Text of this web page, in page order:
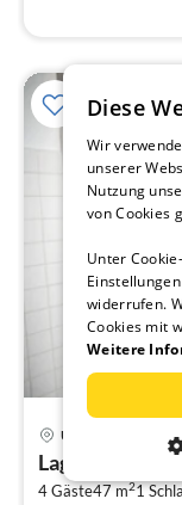
Ueckermünde
Lagunenstadt
4 Gäste47 m21
Diese
Wir
unserer
Nutzung
von Cookies
Unter
widerrufen.
Cookies mit
Weitere